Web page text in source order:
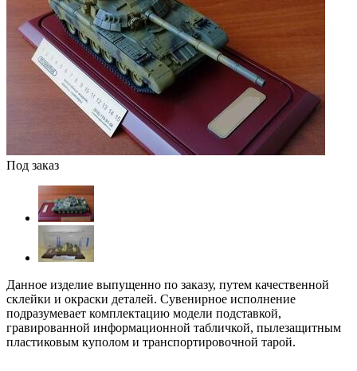
Под заказ
Данное изделие выпущенно по заказу, путем качественной
склейки и окраски деталей. Сувенирное исполнение
подразумевает комплектацию модели подставкой,
гравированной информационной табличкой, пылезащитным
пластиковым куполом и транспортировочной тарой.